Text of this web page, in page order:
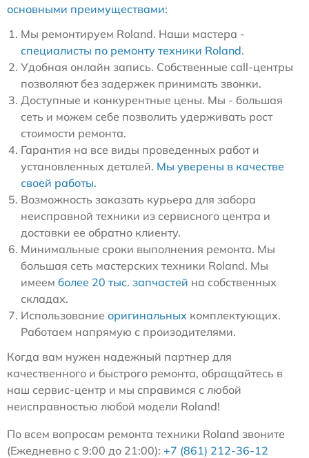
основными преимуществами:
Мы ремонтируем Roland. Наши мастера -
специалисты по ремонту техники Roland.
Удобная онлайн запись. Собственные call-центры
позволяют без задержек принимать звонки.
Доступные и конкурентные цены. Мы - большая
сеть и можем себе позволить удерживать рост
стоимости ремонта.
Гарантия на все виды проведенных работ и
установленных деталей. Мы уверены в качестве
своей работы.
Возможность заказать курьера для забора
неисправной техники из сервисного центра и
доставки ее обратно клиенту.
Минимальные сроки выполнения ремонта. Мы
большая сеть мастерских техники Roland. Мы
имеем более 20 тыс. запчастей на собственных
складах.
Использование оригинальных комплектующих.
Работаем напрямую с произодителями.
Когда вам нужен надежный партнер для
качественного и быстрого ремонта, обращайтесь в
наш сервис-центр и мы справимся с любой
неисправностью любой модели Roland!
По всем вопросам ремонта техники Roland звоните
(Ежедневно с 9:00 до 21:00): +7 (861) 212-36-12